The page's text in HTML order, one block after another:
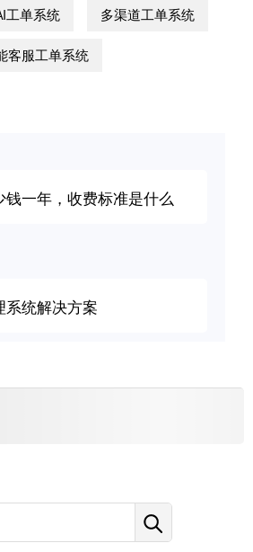
工单系统 多渠道工单系统
客服工单系统
钱一年，收费标准是什么
系统解决方案